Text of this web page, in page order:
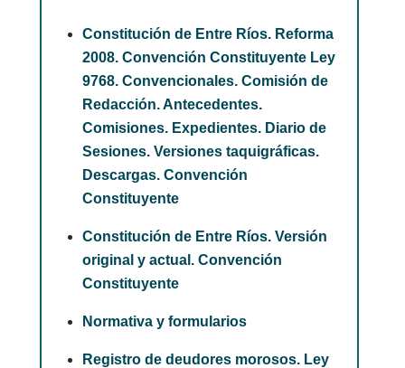
Constitución de Entre Ríos. Reforma
2008. Convención Constituyente Ley
9768. Convencionales. Comisión de
Redacción. Antecedentes.
Comisiones. Expedientes. Diario de
Sesiones. Versiones taquigráficas.
Descargas. Convención
Constituyente
Constitución de Entre Ríos. Versión
original y actual. Convención
Constituyente
Normativa y formularios
Registro de deudores morosos. Ley